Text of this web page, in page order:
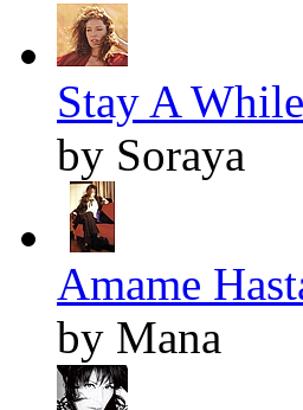
Stay A
by Soraya
Amame
by Mana